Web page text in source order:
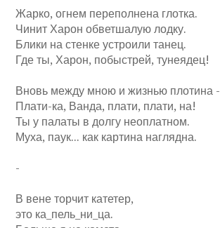
Жарко, огнем переполнена глотка.
Чинит Харон обветшалую лодку.
Блики на стенке устроили танец.
Где ты, Харон, побыстрей, тунеядец!
Вновь между мною и жизнью плотина -
Плати-ка, Ванда, плати, плати, на!
Ты у палаты в долгу неоплатном.
Муха, паук... как картина наглядна.
-
В вене торчит катетер,
это ка_пель_ни_ца.